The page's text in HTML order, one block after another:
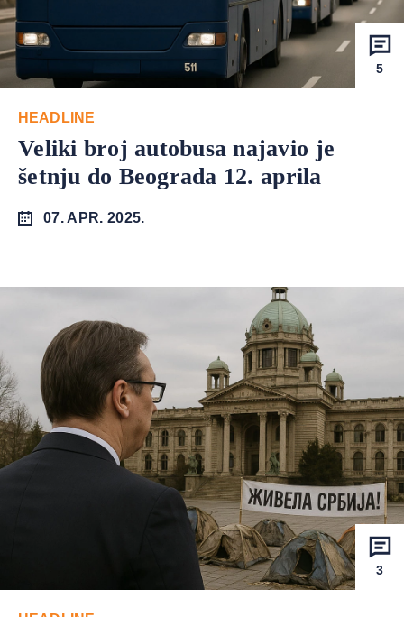
5
HEADLINE
Veliki broj autobusa najavio je
šetnju do Beograda 12. aprila
07. APR. 2025.
3